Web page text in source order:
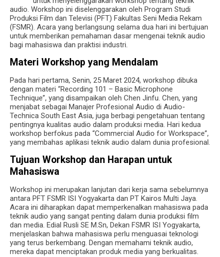
audio. Workshop ini diselenggarakan oleh Program Studi
Produksi Film dan Televisi (PFT) Fakultas Seni Media Rekam
(FSMR). Acara yang berlangsung selama dua hari ini bertujuan
untuk memberikan pemahaman dasar mengenai teknik audio
bagi mahasiswa dan praktisi industri.
Materi Workshop yang Mendalam
Pada hari pertama, Senin, 25 Maret 2024, workshop dibuka
dengan materi “Recording 101 – Basic Microphone
Technique”, yang disampaikan oleh Chen Jinfu. Chen, yang
menjabat sebagai Manajer Profesional Audio di Audio-
Technica South East Asia, juga berbagi pengetahuan tentang
pentingnya kualitas audio dalam produksi media. Hari kedua
workshop berfokus pada “Commercial Audio for Workspace”,
yang membahas aplikasi teknik audio dalam dunia profesional.
Tujuan Workshop dan Harapan untuk
Mahasiswa
Workshop ini merupakan lanjutan dari kerja sama sebelumnya
antara PFT FSMR ISI Yogyakarta dan PT Kairos Multi Jaya.
Acara ini diharapkan dapat memperkenalkan mahasiswa pada
teknik audio yang sangat penting dalam dunia produksi film
dan media. Edial Rusli SE M.Sn, Dekan FSMR ISI Yogyakarta,
menjelaskan bahwa mahasiswa perlu menguasai teknologi
yang terus berkembang. Dengan memahami teknik audio,
mereka dapat menciptakan produk media yang berkualitas.